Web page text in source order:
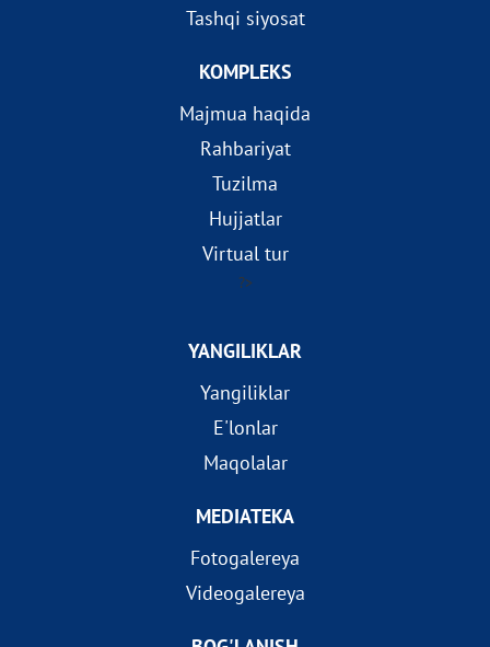
Tashqi siyosat
KOMPLEKS
Majmua haqida
Rahbariyat
Tuzilma
Hujjatlar
Virtual tur
?>
YANGILIKLAR
Yangiliklar
E'lonlar
Maqolalar
MEDIATEKA
Fotogalereya
Videogalereya